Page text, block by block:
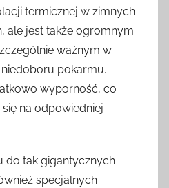
termicznej w zimnych
ale jest także ogromnym
ważnym w
pokarmu.
wyporność, co
na odpowiedniej
do tak gigantycznych
specjalnych